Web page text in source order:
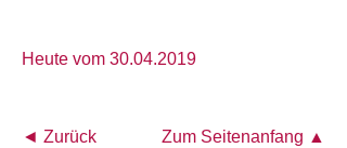
Heute vom 30.04.2019
◄ Zurück Zum Seitenanfang ▲